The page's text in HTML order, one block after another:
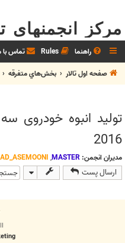
مرکز
راهنما Rules تماس با
صفحه اول تالار
بخش‌‌هاي متفرقه
2016
مدیران انجمن: MASTER
,
ارسال پست